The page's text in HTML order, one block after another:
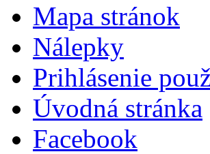
Mapa stránok
Nálepky
Prihlásenie
Úvodná stránka
Facebook